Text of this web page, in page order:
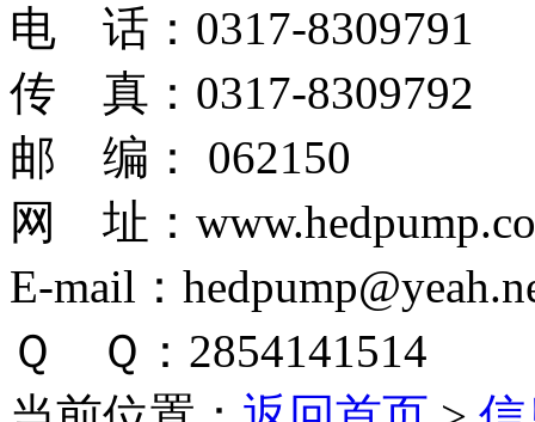
电 话：0317-8309791
传 真：0317-8309792
邮 编： 062150
网 址：
E-mail：
Ｑ Ｑ：2854141514